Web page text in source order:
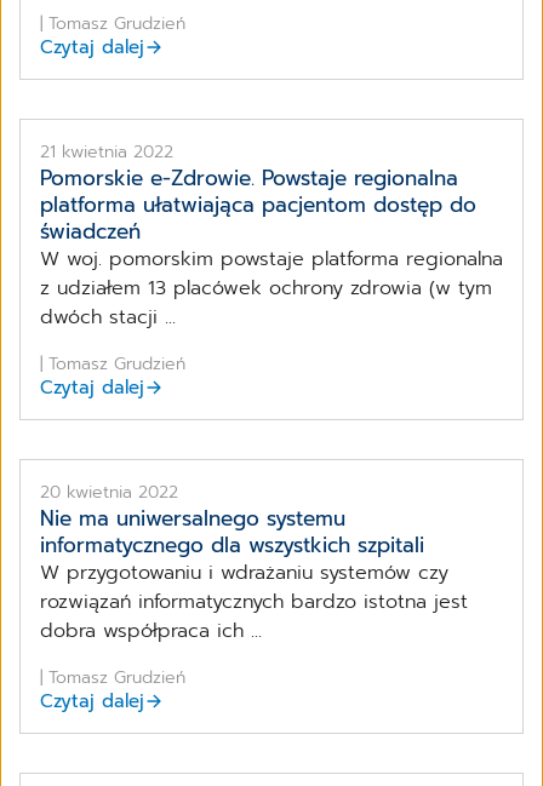
| Tomasz Grudzień
Czytaj dalej
21 kwietnia 2022
Pomorskie e-Zdrowie. Powstaje regionalna
platforma ułatwiająca pacjentom dostęp do
świadczeń
W woj. pomorskim powstaje platforma regionalna
z udziałem 13 placówek ochrony zdrowia (w tym
dwóch stacji ...
| Tomasz Grudzień
Czytaj dalej
20 kwietnia 2022
Nie ma uniwersalnego systemu
informatycznego dla wszystkich szpitali
W przygotowaniu i wdrażaniu systemów czy
rozwiązań informatycznych bardzo istotna jest
dobra współpraca ich ...
| Tomasz Grudzień
Czytaj dalej